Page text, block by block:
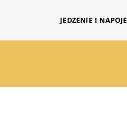
JEDZENIE I NAPOJE